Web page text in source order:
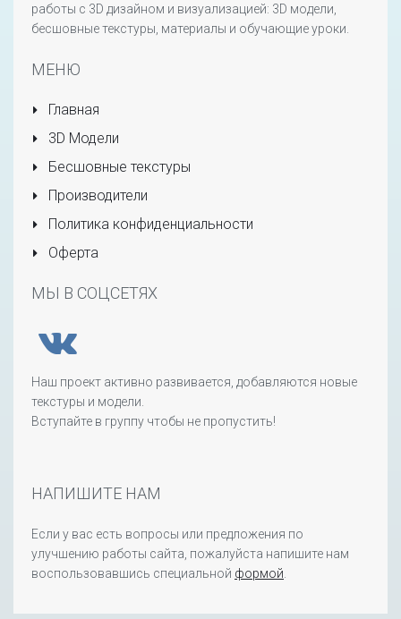
работы с 3D дизайном и визуализацией: 3D модели,
бесшовные текстуры, материалы и обучающие уроки.
МЕНЮ
Главная
3D Модели
Бесшовные текстуры
Производители
Политика конфиденциальности
Оферта
МЫ В СОЦСЕТЯХ
Наш проект активно развивается, добавляются новые
текстуры и модели.
Вступайте в группу чтобы не пропустить!
НАПИШИТЕ НАМ
Если у вас есть вопросы или предложения по
улучшению работы сайта, пожалуйста напишите нам
воспользовавшись специальной формой.